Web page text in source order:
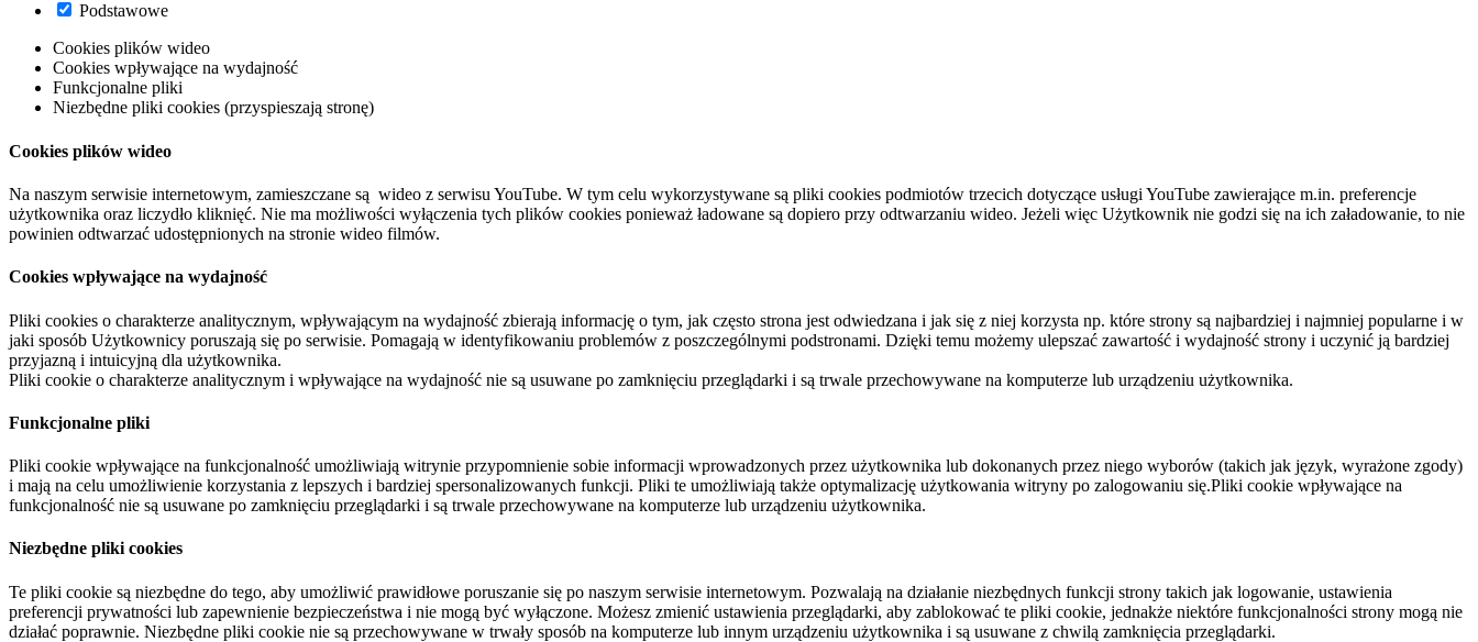
Podstawowe
Cookies plików wideo
Cookies wpływające na wydajność
Funkcjonalne pliki
Niezbędne pliki cookies (przyspieszają stronę)
Cookies plików wideo
Na naszym serwisie internetowym, zamieszczane są wideo z serwisu YouTube. W tym celu wykorzystywane są pliki cookies podmiotów trzecich dotyczące usługi YouTube zawierające m.in. preferencje
użytkownika oraz liczydło kliknięć. Nie ma możliwości wyłączenia tych plików cookies ponieważ ładowane są dopiero przy odtwarzaniu wideo. Jeżeli więc Użytkownik nie godzi się na ich załadowanie, to nie
powinien odtwarzać udostępnionych na stronie wideo filmów.
Cookies wpływające na wydajność
Pliki cookies o charakterze analitycznym, wpływającym na wydajność zbierają informację o tym, jak często strona jest odwiedzana i jak się z niej korzysta np. które strony są najbardziej i najmniej popularne i w
jaki sposób Użytkownicy poruszają się po serwisie. Pomagają w identyfikowaniu problemów z poszczególnymi podstronami. Dzięki temu możemy ulepszać zawartość i wydajność strony i uczynić ją bardziej
przyjazną i intuicyjną dla użytkownika.
Pliki cookie o charakterze analitycznym i wpływające na wydajność nie są usuwane po zamknięciu przeglądarki i są trwale przechowywane na komputerze lub urządzeniu użytkownika.
Funkcjonalne pliki
Pliki cookie wpływające na funkcjonalność umożliwiają witrynie przypomnienie sobie informacji wprowadzonych przez użytkownika lub dokonanych przez niego wyborów (takich jak język, wyrażone zgody)
i mają na celu umożliwienie korzystania z lepszych i bardziej spersonalizowanych funkcji. Pliki te umożliwiają także optymalizację użytkowania witryny po zalogowaniu się.Pliki cookie wpływające na
funkcjonalność nie są usuwane po zamknięciu przeglądarki i są trwale przechowywane na komputerze lub urządzeniu użytkownika.
Niezbędne pliki cookies
Te pliki cookie są niezbędne do tego, aby umożliwić prawidłowe poruszanie się po naszym serwisie internetowym. Pozwalają na działanie niezbędnych funkcji strony takich jak logowanie, ustawienia
preferencji prywatności lub zapewnienie bezpieczeństwa i nie mogą być wyłączone. Możesz zmienić ustawienia przeglądarki, aby zablokować te pliki cookie, jednakże niektóre funkcjonalności strony mogą nie
działać poprawnie. Niezbędne pliki cookie nie są przechowywane w trwały sposób na komputerze lub innym urządzeniu użytkownika i są usuwane z chwilą zamknięcia przeglądarki.